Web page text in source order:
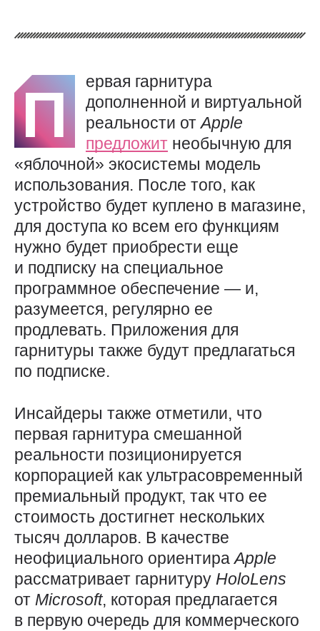
П
ервая гарнитура
дополненной и виртуальной
реальности отApple
предложит необычную для
«яблочной» экосистемы модель
использования. После того, как
устройство будет куплено в магазине,
для доступа ко всем его функциям
нужно будет приобрести еще
и подписку на специальное
программное обеспечение — и,
разумеется, регулярно ее
продлевать. Приложения для
гарнитуры также будут предлагаться
по подписке.
Инсайдеры также отметили, что
первая гарнитура смешанной
реальности позиционируется
корпорацией как ультрасовременный
премиальный продукт, так что ее
стоимость достигнет нескольких
тысяч долларов. В качестве
неофициального ориентираApple
рассматривает гарнитуру HoloLens
от Microsoft, которая предлагается
в первую очередь для коммерческого